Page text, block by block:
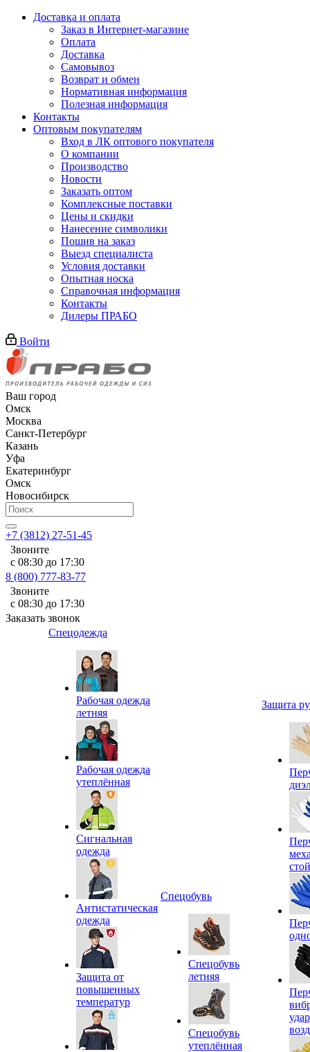
Доставка и оплата
Заказ в Интернет-магазине
Оплата
Доставка
Самовывоз
Возврат и обмен
Нормативная информация
Полезная информация
Контакты
Оптовым покупателям
Вход в ЛК оптового покупателя
О компании
Производство
Новости
Заказать оптом
Комплексные поставки
Цены и скидки
Нанесение символики
Пошив на заказ
Выезд специалиста
Условия доставки
Опытная носка
Справочная информация
Контакты
Дилеры ПРАБО
Войти
Ваш город
Омск
Москва
Санкт-Петербург
Казань
Уфа
Екатеринбург
Омск
Новосибирск
+7 (3812) 27-51-45
Звоните
с 08:30 до 17:30
8 (800) 777-83-77
Звоните
с 08:30 до 17:30
Заказать звонок
Спецодежда
Рабочая одежда
летняя
Рабочая одежда
утеплённая
Сигнальная
одежда
Антистатическая
одежда
Защита от
повышенных
температур
Спецобувь
Спецобувь
летняя
Спецобувь
утеплённая
Защита